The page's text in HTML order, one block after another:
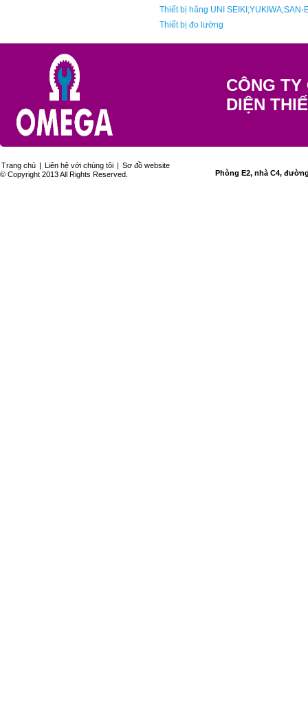
Thiết bị hãng UNI
Thiết bị đo lường
CÔNG
DIỆN
Trang chủ | Liên hệ với chúng tôi | Sơ đồ website
© Copyright 2013 All Rights Reserved.
Phòng E2, nhà C4,